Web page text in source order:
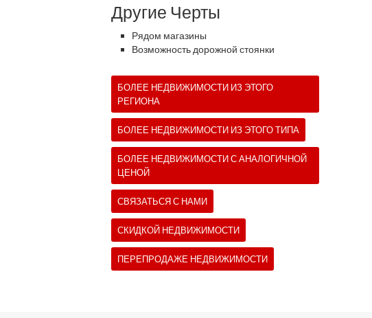
Другие Черты
Рядом магазины
Возможность дорожной стоянки
БОЛЕЕ НЕДВИЖИМОСТИ ИЗ ЭТОГО
РЕГИОНА
БОЛЕЕ НЕДВИЖИМОСТИ ИЗ ЭТОГО ТИПА
БОЛЕЕ НЕДВИЖИМОСТИ С АНАЛОГИЧНОЙ
ЦЕНОЙ
СВЯЗАТЬСЯ С НАМИ
СКИДКОЙ НЕДВИЖИМОСТИ
ПЕРЕПРОДАЖЕ НЕДВИЖИМОСТИ